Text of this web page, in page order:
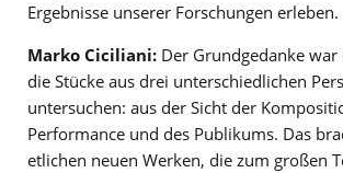
Ergebnisse unserer Forschungen erleben.
Marko Ciciliani: Der Grundgedanke
die Stücke aus drei unterschiedlichen
untersuchen: aus der Sicht der
Performance und des Publikums. Das
etlichen neuen Werken, die zum großen